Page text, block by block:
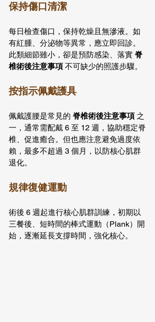
保持傷口清潔
每日檢查傷口，保持乾燥且無滲液。如
有紅腫、分泌物等異常，應立即回診。
此類細節雖小，卻是預防感染、落實 脊
椎術後注意事項 不可缺少的照護步驟。
按指示佩戴護具
佩戴護腰是常見的 脊椎術後注意事項 之
一，通常需配戴 6 至 12 週，協助穩定脊
椎、促進癒合。但也應注意避免過度依
賴，最多不超過 3 個月，以防核心肌群
退化。
規律復健運動
術後 6 週起進行核心肌群訓練，初期以
三餐後、短時間的棒式運動（Plank）開
始，逐漸延長支撐時間，強化核心。